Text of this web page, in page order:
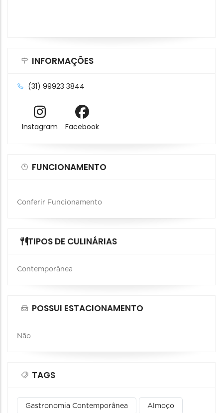
INFORMAÇÕES
(31) 99923 3844
Instagram Facebook
FUNCIONAMENTO
Conferir Funcionamento
TIPOS DE CULINÁRIAS
Contemporânea
POSSUI ESTACIONAMENTO
Não
TAGS
Gastronomia Contemporânea Almoço